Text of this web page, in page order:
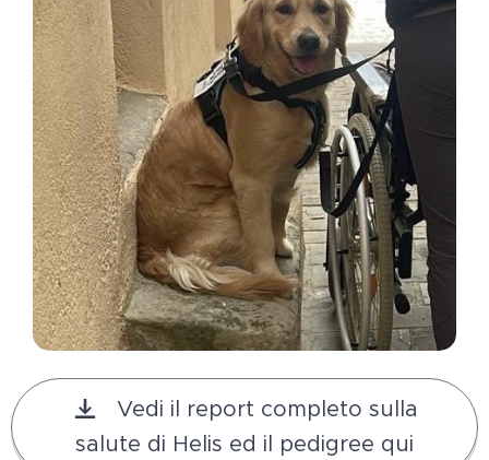
Vedi il report completo sulla
salute di Helis ed il pedigree qui